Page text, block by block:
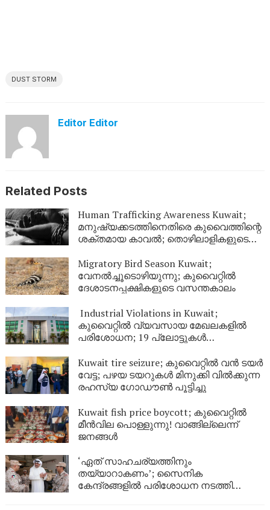
DUST STORM
Editor Editor
Related Posts
Human Trafficking Awareness Kuwait;
മനുഷ്യക്കടത്തിനെതിരെ കുവൈത്തിന്റെ
ശക്തമായ കാവൽ; തൊഴിലാളികളുടെ
Migratory Bird Season Kuwait;
വേനൽച്ചൂടൊഴിയുന്നു; കുവൈറ്റിൽ
ദേശാടനപ്പക്ഷികളുടെ വസന്തകാലം
Industrial Violations in Kuwait;
കുവൈറ്റിൽ വ്യവസായ മേഖലകളിൽ
പരിശോധന; 19 പ്ലോട്ടുകൾ
Kuwait tire seizure; കുവൈറ്റിൽ വൻ ടയർ
വേട്ട; പഴയ ടയറുകൾ മിനുക്കി വിൽക്കുന്ന
രഹസ്യ ഗോഡൗൺ പൂട്ടിച്ചു
Kuwait fish price boycott; കുവൈറ്റിൽ
മീൻവില പൊള്ളുന്നു! വാങ്ങില്ലെന്ന്
ജനങ്ങൾ
‘ഏത് സാഹചര്യത്തിനും
തയ്യാറാകണം’; സൈനിക
കേന്ദ്രങ്ങളിൽ പരിശോധന നടത്തി